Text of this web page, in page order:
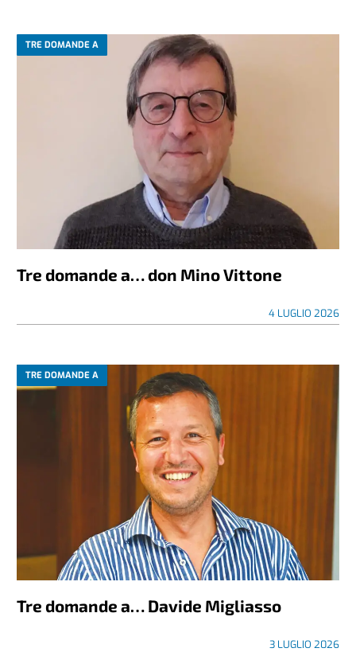
TRE DOMANDE A
Tre domande a… don Mino Vittone
4 LUGLIO 2026
TRE DOMANDE A
Tre domande a… Davide Migliasso
3 LUGLIO 2026